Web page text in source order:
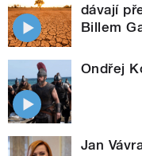
dávají
Billem
Ondřej
Jan